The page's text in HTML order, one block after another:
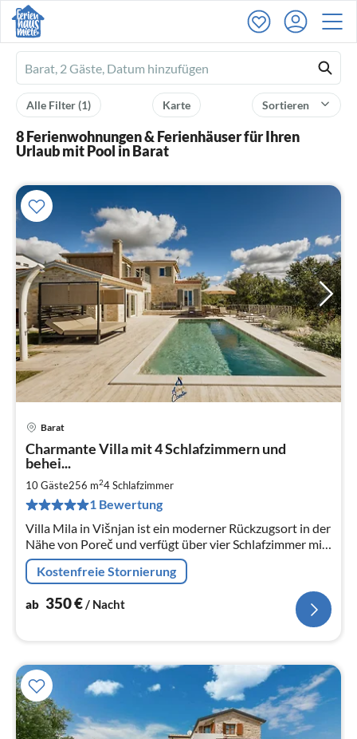
Ferienhausmiete
logo
Sortieren
Karte
Alle Filter(1)
8 Ferienwohnungen & Ferienhäuser für Ihren
Urlaub mit Pool in Barat
Barat
Charmante Villa mit 4 Schlafzimmern und
behei...
10 Gäste256 m24Schlafzimmer
1 Bewertung
Villa Mila in Višnjan ist ein moderner Rückzugsort in der
Nähe von Poreč und verfügt über vier Schlafzimmer mit
eigenem Bad, einen beheizten Pool, Whirlpool, Sauna
und ein Spielzim...
Kostenfreie Stornierung
ab 350€/ Nacht